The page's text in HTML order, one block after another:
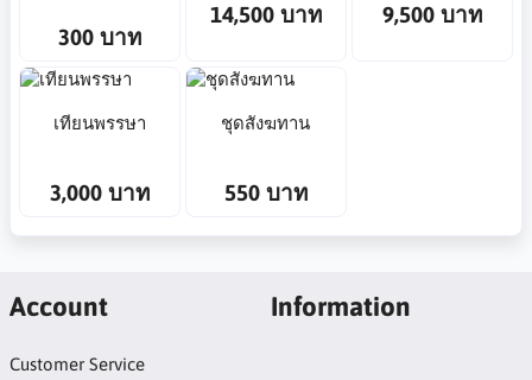
300 บาท
14,500 บาท 9,500 บาท
เทียนพรรษา
3,000 บาท
ชุดสังฆทาน
550 บาท
Account
Customer Service
Information